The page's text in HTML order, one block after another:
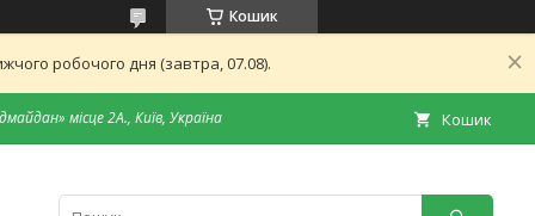
Кошик
робочого дня (завтра, 07.08).
місце 2А., Київ, Україна Кошик